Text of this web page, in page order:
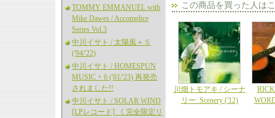
TOMMY EMMANUEL with
Mike Dawes / Accomplice
Series Vol.3
中川イサト / 太陽風＋５
('94/'22)
中川イサト / HOMESPUN
MUSIC + 6 ('81/'23) 再発売
されました!!
中川イサト / SOLAR WIND
[LPレコード] 《 完全限定リ
この商品を買った人は
川畑トモアキ / シーナ
リー: Scenery ('12)